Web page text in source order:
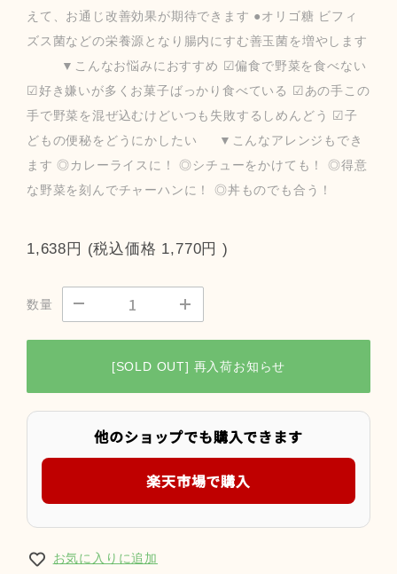
えて、お通じ改善効果が期待できます ●オリゴ糖 ビフィ
ズス菌などの栄養源となり腸内にすむ善玉菌を増やします
▼こんなお悩みにおすすめ ☑偏食で野菜を食べない
☑好き嫌いが多くお菓子ばっかり食べている ☑あの手この
手で野菜を混ぜ込むけどいつも失敗するしめんどう ☑子
どもの便秘をどうにかしたい ▼こんなアレンジもでき
ます ◎カレーライスに！ ◎シチューをかけても！ ◎得意
な野菜を刻んでチャーハンに！ ◎丼ものでも合う！
1,638円 (税込価格 1,770円 )
数量
[SOLD OUT] 再入荷お知らせ
他のショップでも購入できます
楽天市場で購入
お気に入りに追加